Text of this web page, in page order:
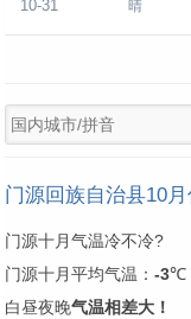
10-31 晴
门源回族自治县10
门源十月气温冷不冷?
门源十月平均气温： -3℃
白昼夜晚气温相差大！